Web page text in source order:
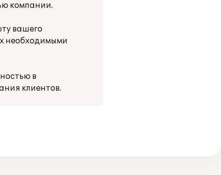
компании.
вашего
необходимыми
в
клиентов.